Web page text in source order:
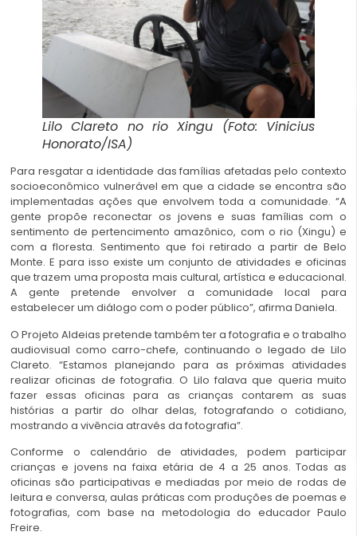
Lilo Clareto no rio Xingu (Foto: Vinicius
Honorato/ISA)
Para resgatar a identidade das famílias afetadas pelo contexto
socioeconômico vulnerável em que a cidade se encontra são
implementadas ações que envolvem toda a comunidade. “A
gente propõe reconectar os jovens e suas famílias com o
sentimento de pertencimento amazônico, com o rio (Xingu) e
com a floresta. Sentimento que foi retirado a partir de Belo
Monte. E para isso existe um conjunto de atividades e oficinas
que trazem uma proposta mais cultural, artística e educacional.
A gente pretende envolver a comunidade local para
estabelecer um diálogo com o poder público”, afirma Daniela.
O Projeto Aldeias pretende também ter a fotografia e o trabalho
audiovisual como carro-chefe, continuando o legado de Lilo
Clareto. “Estamos planejando para as próximas atividades
realizar oficinas de fotografia. O Lilo falava que queria muito
fazer essas oficinas para as crianças contarem as suas
histórias a partir do olhar delas, fotografando o cotidiano,
mostrando a vivência através da fotografia”.
Conforme o calendário de atividades, podem participar
crianças e jovens na faixa etária de 4 a 25 anos. Todas as
oficinas são participativas e mediadas por meio de rodas de
leitura e conversa, aulas práticas com produções de poemas e
fotografias, com base na metodologia do educador Paulo
Freire.